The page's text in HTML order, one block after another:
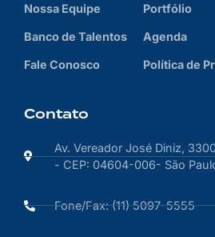
Nossa Equipe
Banco de Talentos
Fale Conosco
Portfólio
Agenda
Política de
Contato
Av. Vereador José Diniz,
- CEP: 04604-006- São
Fone/Fax: (11) 5097-5555